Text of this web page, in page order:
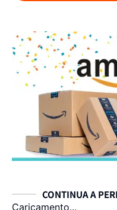
CONTINUA A
Caricamento...